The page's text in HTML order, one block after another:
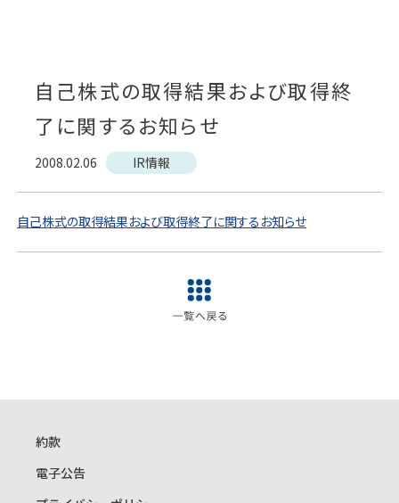
自己株式の取得結果および取得終
了に関するお知らせ
2008.02.06 IR情報
自己株式の取得結果および取得終了に関するお知らせ
約款
電子公告